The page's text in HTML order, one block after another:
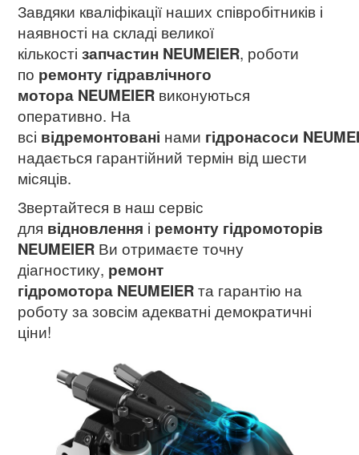
Завдяки кваліфікації наших співробітників і
наявності на складі великої
кількостізапчастин NEUMEIER, роботи
по ремонту гідравлічного
мотора NEUMEIER виконуються
оперативно. На
всі відремонтовані нами гідронасоси
надається гарантійний термін від шести
місяців.
Звертайтеся в наш сервіс
для відновлення і ремонту гідромоторів
NEUMEIER Ви отримаєте точну
діагностику, ремонт
гідромотора NEUMEIERта гарантію на
роботу за зовсім адекватні демократичні
ціни!